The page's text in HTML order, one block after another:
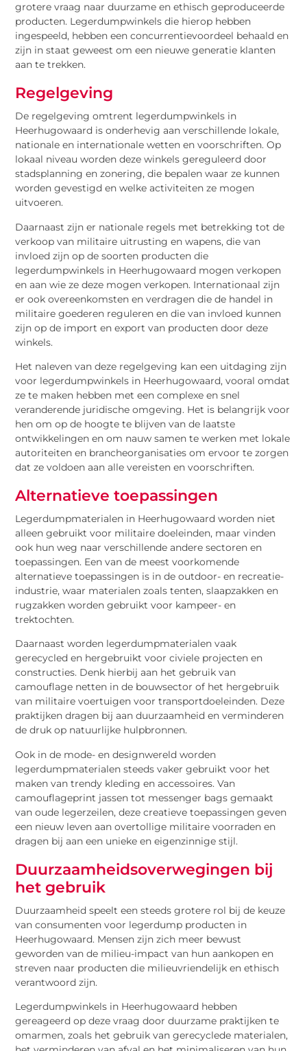
grotere vraag naar duurzame en ethisch geproduceerde
producten. Legerdumpwinkels die hierop hebben
ingespeeld, hebben een concurrentievoordeel behaald en
zijn in staat geweest om een nieuwe generatie klanten
aan te trekken.
Regelgeving
De regelgeving omtrent legerdumpwinkels in
Heerhugowaard is onderhevig aan verschillende lokale,
nationale en internationale wetten en voorschriften. Op
lokaal niveau worden deze winkels gereguleerd door
stadsplanning en zonering, die bepalen waar ze kunnen
worden gevestigd en welke activiteiten ze mogen
uitvoeren.
Daarnaast zijn er nationale regels met betrekking tot de
verkoop van militaire uitrusting en wapens, die van
invloed zijn op de soorten producten die
legerdumpwinkels in Heerhugowaard mogen verkopen
en aan wie ze deze mogen verkopen. Internationaal zijn
er ook overeenkomsten en verdragen die de handel in
militaire goederen reguleren en die van invloed kunnen
zijn op de import en export van producten door deze
winkels.
Het naleven van deze regelgeving kan een uitdaging zijn
voor legerdumpwinkels in Heerhugowaard, vooral omdat
ze te maken hebben met een complexe en snel
veranderende juridische omgeving. Het is belangrijk voor
hen om op de hoogte te blijven van de laatste
ontwikkelingen en om nauw samen te werken met lokale
autoriteiten en brancheorganisaties om ervoor te zorgen
dat ze voldoen aan alle vereisten en voorschriften.
Alternatieve toepassingen
Legerdumpmaterialen in Heerhugowaard worden niet
alleen gebruikt voor militaire doeleinden, maar vinden
ook hun weg naar verschillende andere sectoren en
toepassingen. Een van de meest voorkomende
alternatieve toepassingen is in de outdoor- en recreatie-
industrie, waar materialen zoals tenten, slaapzakken en
rugzakken worden gebruikt voor kampeer- en
trektochten.
Daarnaast worden legerdumpmaterialen vaak
gerecycled en hergebruikt voor civiele projecten en
constructies. Denk hierbij aan het gebruik van
camouflage netten in de bouwsector of het hergebruik
van militaire voertuigen voor transportdoeleinden. Deze
praktijken dragen bij aan duurzaamheid en verminderen
de druk op natuurlijke hulpbronnen.
Ook in de mode- en designwereld worden
legerdumpmaterialen steeds vaker gebruikt voor het
maken van trendy kleding en accessoires. Van
camouflageprint jassen tot messenger bags gemaakt
van oude legerzeilen, deze creatieve toepassingen geven
een nieuw leven aan overtollige militaire voorraden en
dragen bij aan een unieke en eigenzinnige stijl.
Duurzaamheidsoverwegingen bij
het gebruik
Duurzaamheid speelt een steeds grotere rol bij de keuze
van consumenten voor legerdump producten in
Heerhugowaard. Mensen zijn zich meer bewust
geworden van de milieu-impact van hun aankopen en
streven naar producten die milieuvriendelijk en ethisch
verantwoord zijn.
Legerdumpwinkels in Heerhugowaard hebben
gereageerd op deze vraag door duurzame praktijken te
omarmen, zoals het gebruik van gerecyclede materialen,